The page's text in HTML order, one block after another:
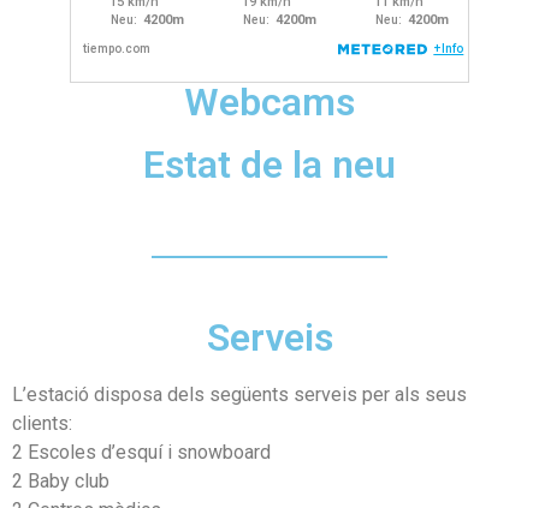
Webcams
Estat de la neu
Serveis
L’estació disposa dels següents serveis per als seus
clients:
2 Escoles d’esquí i snowboard
2 Baby club